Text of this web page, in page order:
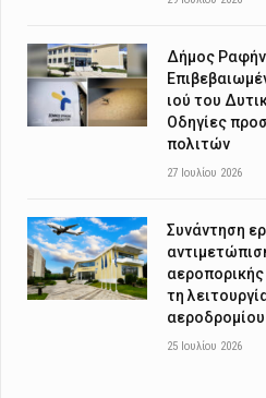
Δήμος
ιού του
Οδηγίες
πολιτών
27 Ιουλίου 2026
Συνάντηση
τη
αεροδρομίου
25 Ιουλίου 2026